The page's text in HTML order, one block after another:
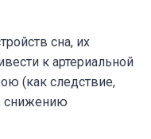
сна, их
к артериальной
(как следствие,
снижению